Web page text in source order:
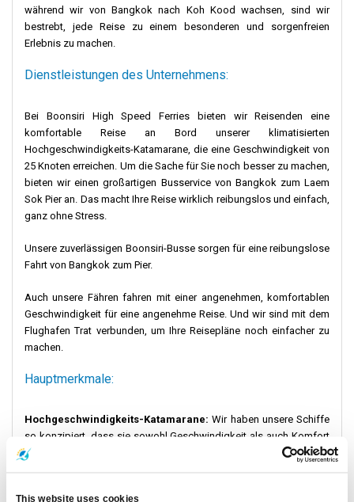
This website uses cookies
während wir von Bangkok nach Koh Kood wachsen, sind wir
bestrebt, jede Reise zu einem besonderen und sorgenfreien
Erlebnis zu machen.
Dienstleistungen des Unternehmens:
Bei Boonsiri High Speed Ferries bieten wir Reisenden eine
komfortable Reise an Bord unserer klimatisierten
Hochgeschwindigkeits-Katamarane, die eine Geschwindigkeit von
25 Knoten erreichen. Um die Sache für Sie noch besser zu machen,
bieten wir einen großartigen Busservice von Bangkok zum Laem
Sok Pier an. Das macht Ihre Reise wirklich reibungslos und einfach,
ganz ohne Stress.
Unsere zuverlässigen Boonsiri-Busse sorgen für eine reibungslose
Fahrt von Bangkok zum Pier.
Auch unsere Fähren fahren mit einer angenehmen, komfortablen
Geschwindigkeit für eine angenehme Reise. Und wir sind mit dem
Flughafen Trat verbunden, um Ihre Reisepläne noch einfacher zu
machen.
Hauptmerkmale:
Hochgeschwindigkeits-Katamarane: Wir haben unsere Schiffe
so konzipiert, dass sie sowohl Geschwindigkeit als auch Komfort
bieten, damit Sie Ihr Ziel schnell erreichen.